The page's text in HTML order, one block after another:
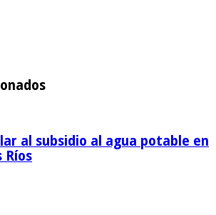
al subsidio al agua potable en
Ríos